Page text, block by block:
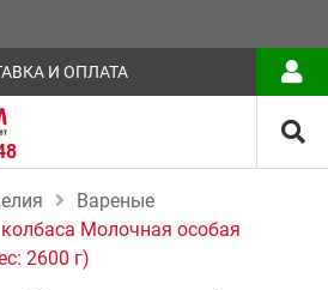
И ОПЛАТА
Вареные
Молочная особая
2600 г)